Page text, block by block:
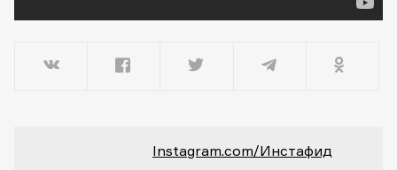
Instagram.com/Инстафид